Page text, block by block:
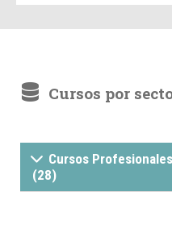
Cursos por
Cursos Profesionales
(28)